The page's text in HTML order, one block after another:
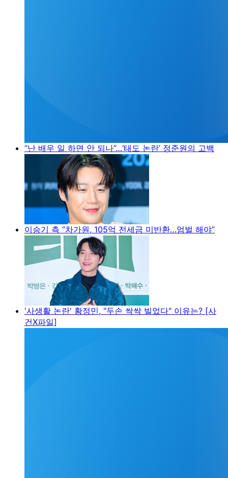
“난 배우 일 하면 안 되나”…‘태도 논란’ 정준원의 고백
이승기 측 “차가원, 105억 전세금 미반환…엄벌 해야”
'사생활 논란' 황정민, "두손 싹싹 빌었다" 이유는? [사
건X파일]